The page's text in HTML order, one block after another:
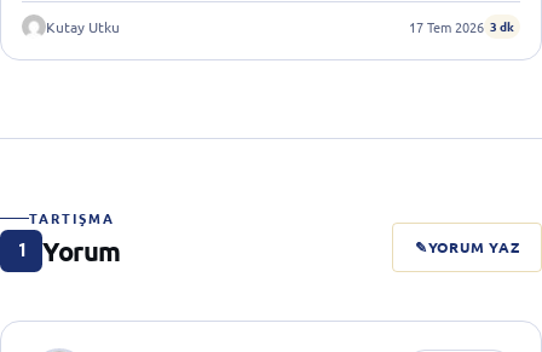
Kutay Utku
17 Tem 2026 3 dk
TARTIŞMA
1 Yorum ✎YORUM YAZ